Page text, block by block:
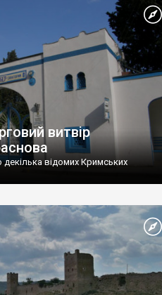
витвір
відомих Кримських